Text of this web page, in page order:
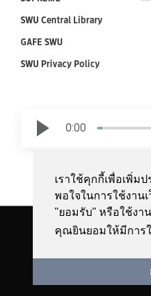
เราใช้คุกกี้เพื่อเพิ่ม
พอใจในการใช้งาน
"ยอมรับ" หรือใช้งา
คุณยินยอมให้มีการ
SWU Central Library
GAFE SWU
SWU Privacy Policy
0:00
Copyright © 2018 by